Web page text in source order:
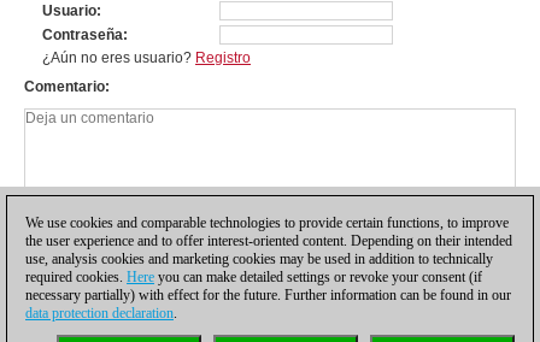
Usuario
Contraseña
¿Aún no eres usuario? Registro
Comentario
We use cookies and comparable technologies to provide certain functions, to improve
the user experience and to offer interest-oriented content. Depending on their intended
use, analysis cookies and marketing cookies may be used in addition to technically
required cookies. Here you can make detailed settings or revoke your consent (if
necessary partially) with effect for the future. Further information can be found in our
data protection declaration.